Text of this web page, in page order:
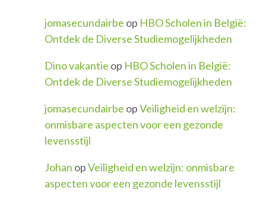
jomasecundairbe op HBO Scholen in België:
Ontdek de Diverse Studiemogelijkheden
Dino vakantie op HBO Scholen in België:
Ontdek de Diverse Studiemogelijkheden
jomasecundairbe opVeiligheid en welzijn:
onmisbare aspecten voor een gezonde
levensstijl
Johan opVeiligheid en welzijn: onmisbare
aspecten voor een gezonde levensstijl